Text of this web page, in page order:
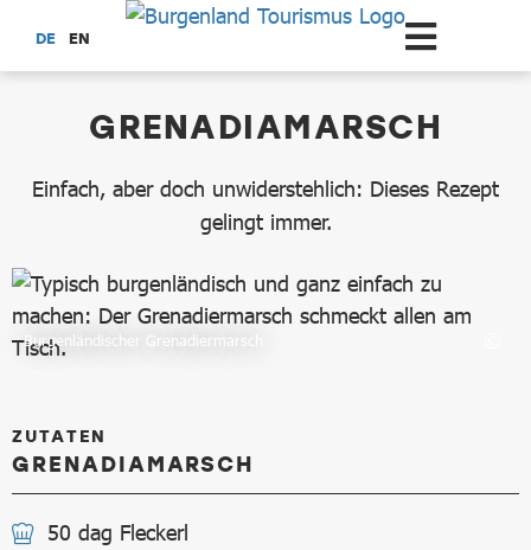
Zum Hauptinhalt springen
DE EN
GRENADIAMARSCH
Einfach, aber doch unwiderstehlich: Dieses Rezept
gelingt immer.
Burgenländischer Grenadiermarsch
ZUTATEN
GRENADIAMARSCH
50 dag Fleckerl